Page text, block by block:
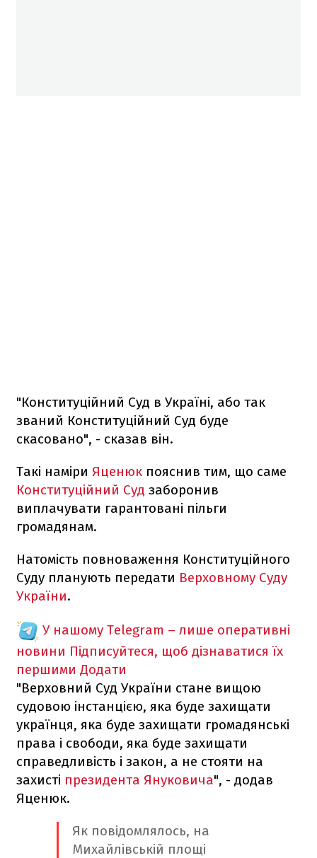
"Конституційний Суд в Україні, або так
званий Конституційний Суд буде
скасовано", - сказав він.
Такі наміри Яценюк пояснив тим, що саме
Конституційний Суд заборонив
виплачувати гарантовані пільги
громадянам.
Натомість повноваження Конституційного
Суду планують передати Верховному Суду
України.
У нашому Telegram – лише оперативні
новини Підписуйтеся, щоб дізнаватися їх
першими Додати
"Верховний Суд України стане вищою
судовою інстанцією, яка буде захищати
українця, яка буде захищати громадянські
права і свободи, яка буде захищати
справедливість і закон, а не стояти на
захисті президента Януковича", - додав
Яценюк.
Як повідомлялось, на
Михайлівській площі